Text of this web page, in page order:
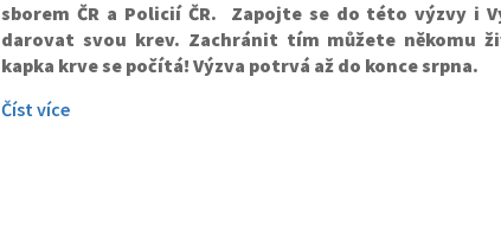
sborem ČR a Policií ČR. Zapojte se do této výzvy i
darovat svou krev. Zachránit tím můžete někomu
kapka krve se počítá! Výzva potrvá až do konce srpna.
Číst více